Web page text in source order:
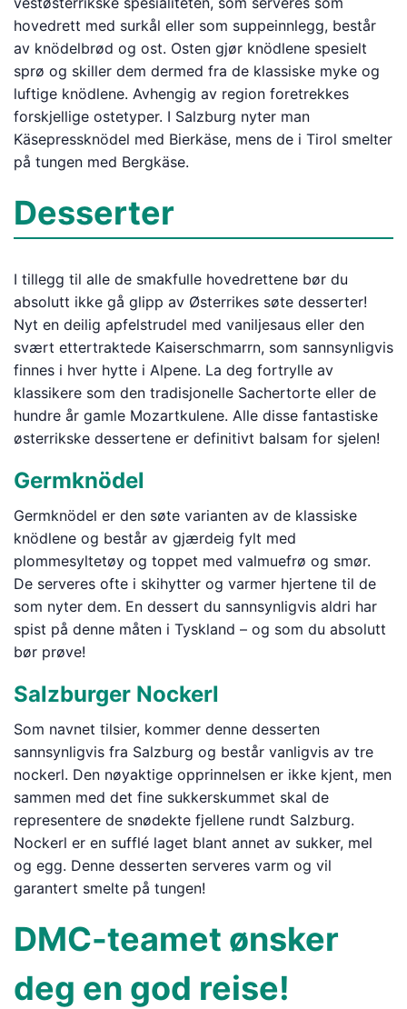
hovedrett med surkål eller som suppeinnlegg, består
av knödelbrød og ost. Osten gjør knödlene spesielt
sprø og skiller dem dermed fra de klassiske myke og
luftige knödlene. Avhengig av region foretrekkes
forskjellige ostetyper. I Salzburg nyter man
Käsepressknödel med Bierkäse, mens de i Tirol smelter
på tungen med Bergkäse.
Desserter
I tillegg til alle de smakfulle hovedrettene bør du
absolutt ikke gå glipp av Østerrikes søte desserter!
Nyt en deilig apfelstrudel med vaniljesaus eller den
svært ettertraktede Kaiserschmarrn, som sannsynligvis
finnes i hver hytte i Alpene. La deg fortrylle av
klassikere som den tradisjonelle Sachertorte eller de
hundre år gamle Mozartkulene. Alle disse fantastiske
østerrikske dessertene er definitivt balsam for sjelen!
Germknödel
Germknödel er den søte varianten av de klassiske
knödlene og består av gjærdeig fylt med
plommesyltetøy og toppet med valmuefrø og smør.
De serveres ofte i skihytter og varmer hjertene til de
som nyter dem. En dessert du sannsynligvis aldri har
spist på denne måten i Tyskland – og som du absolutt
bør prøve!
Salzburger Nockerl
Som navnet tilsier, kommer denne desserten
sannsynligvis fra Salzburg og består vanligvis av tre
nockerl. Den nøyaktige opprinnelsen er ikke kjent, men
sammen med det fine sukkerskummet skal de
representere de snødekte fjellene rundt Salzburg.
Nockerl er en sufflé laget blant annet av sukker, mel
og egg. Denne desserten serveres varm og vil
garantert smelte på tungen!
DMC-teamet ønsker
deg en god reise!